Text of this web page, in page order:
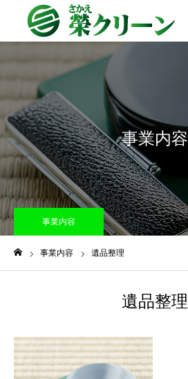
事業内容
事業内容
事業内容 遺品整理
遺品整理